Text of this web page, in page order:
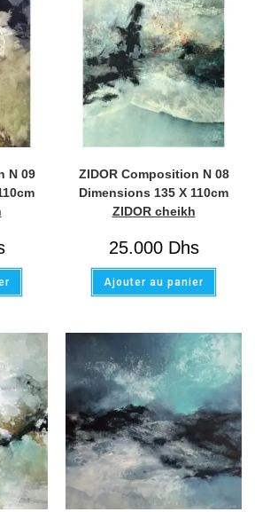
N 09
ZIDOR Composition N 08
Dimensions 135 X 110cm
ZIDOR cheikh
25.000Dhs
Ajouter au panier